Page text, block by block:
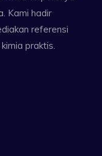
Kami hadir
referensi
praktis.